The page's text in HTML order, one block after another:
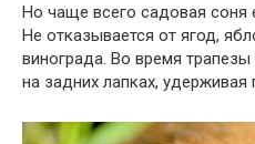
Но чаще всего садовая соня
Не отказывается от ягод,
винограда. Во время
на задних лапках,